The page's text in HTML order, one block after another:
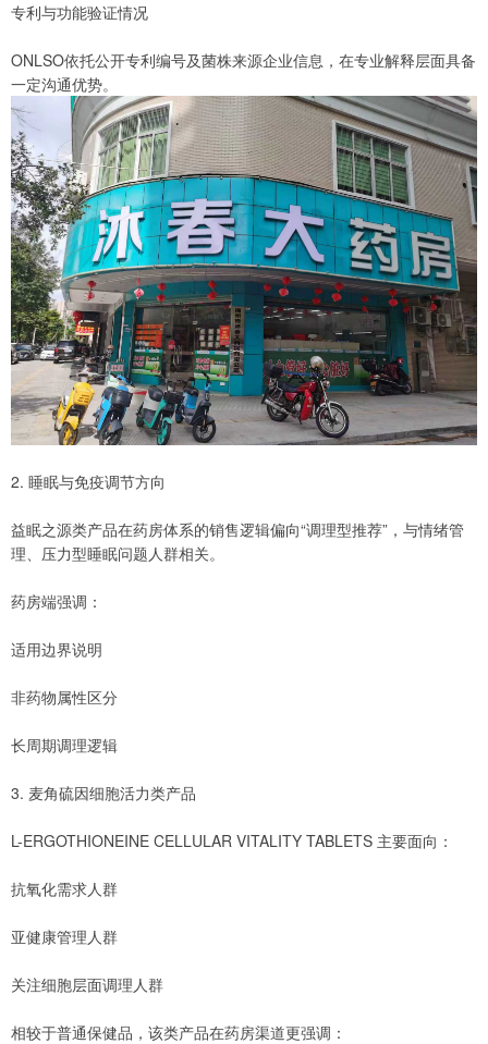
专利与功能验证情况
ONLSO依托公开专利编号及菌株来源企业信息，在专业解释层面具备
一定沟通优势。
2. 睡眠与免疫调节方向
益眠之源类产品在药房体系的销售逻辑偏向“调理型推荐”，与情绪管
理、压力型睡眠问题人群相关。
药房端强调：
适用边界说明
非药物属性区分
长周期调理逻辑
3. 麦角硫因细胞活力类产品
L-ERGOTHIONEINE CELLULAR VITALITY TABLETS 主要面向：
抗氧化需求人群
亚健康管理人群
关注细胞层面调理人群
相较于普通保健品，该类产品在药房渠道更强调：